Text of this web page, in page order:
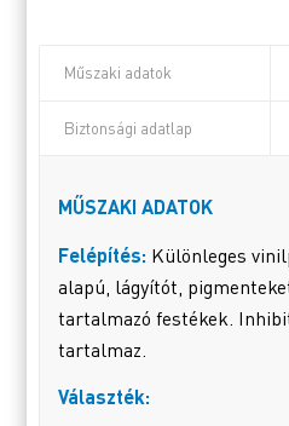
Műszaki adatok
Biztonsági adatlap
MŰSZAKI ADATOK
Felépítés: Különleges
alapú, lágyítót,
tartalmazó festékek.
tartalmaz.
Választék: